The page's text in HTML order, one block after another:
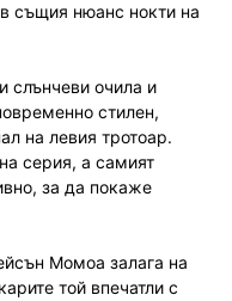
същия нюанс нокти на
слънчеви очила и
стилен,
на левия тротоар.
серия, а самият
за да покаже
Момоа залага на
той впечатли с